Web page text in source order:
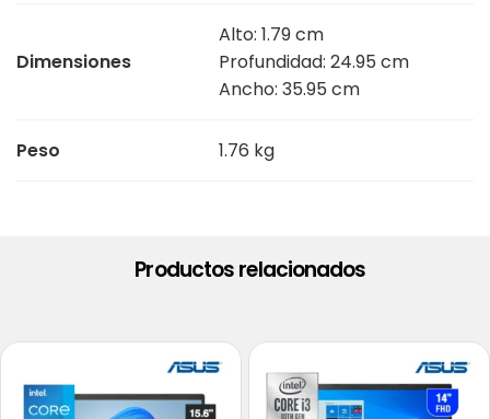
Dimensiones
Alto: 1.79 cm
Profundidad: 24.95 cm
Ancho: 35.95 cm
Peso 1.76 kg
Productos relacionados